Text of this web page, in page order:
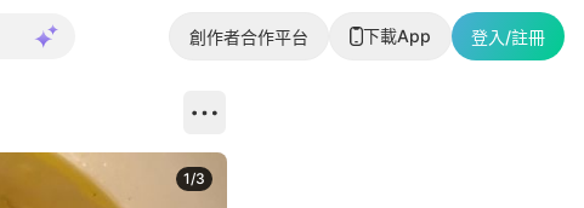
創作者合作平台 下載App 登入/註冊
1/3